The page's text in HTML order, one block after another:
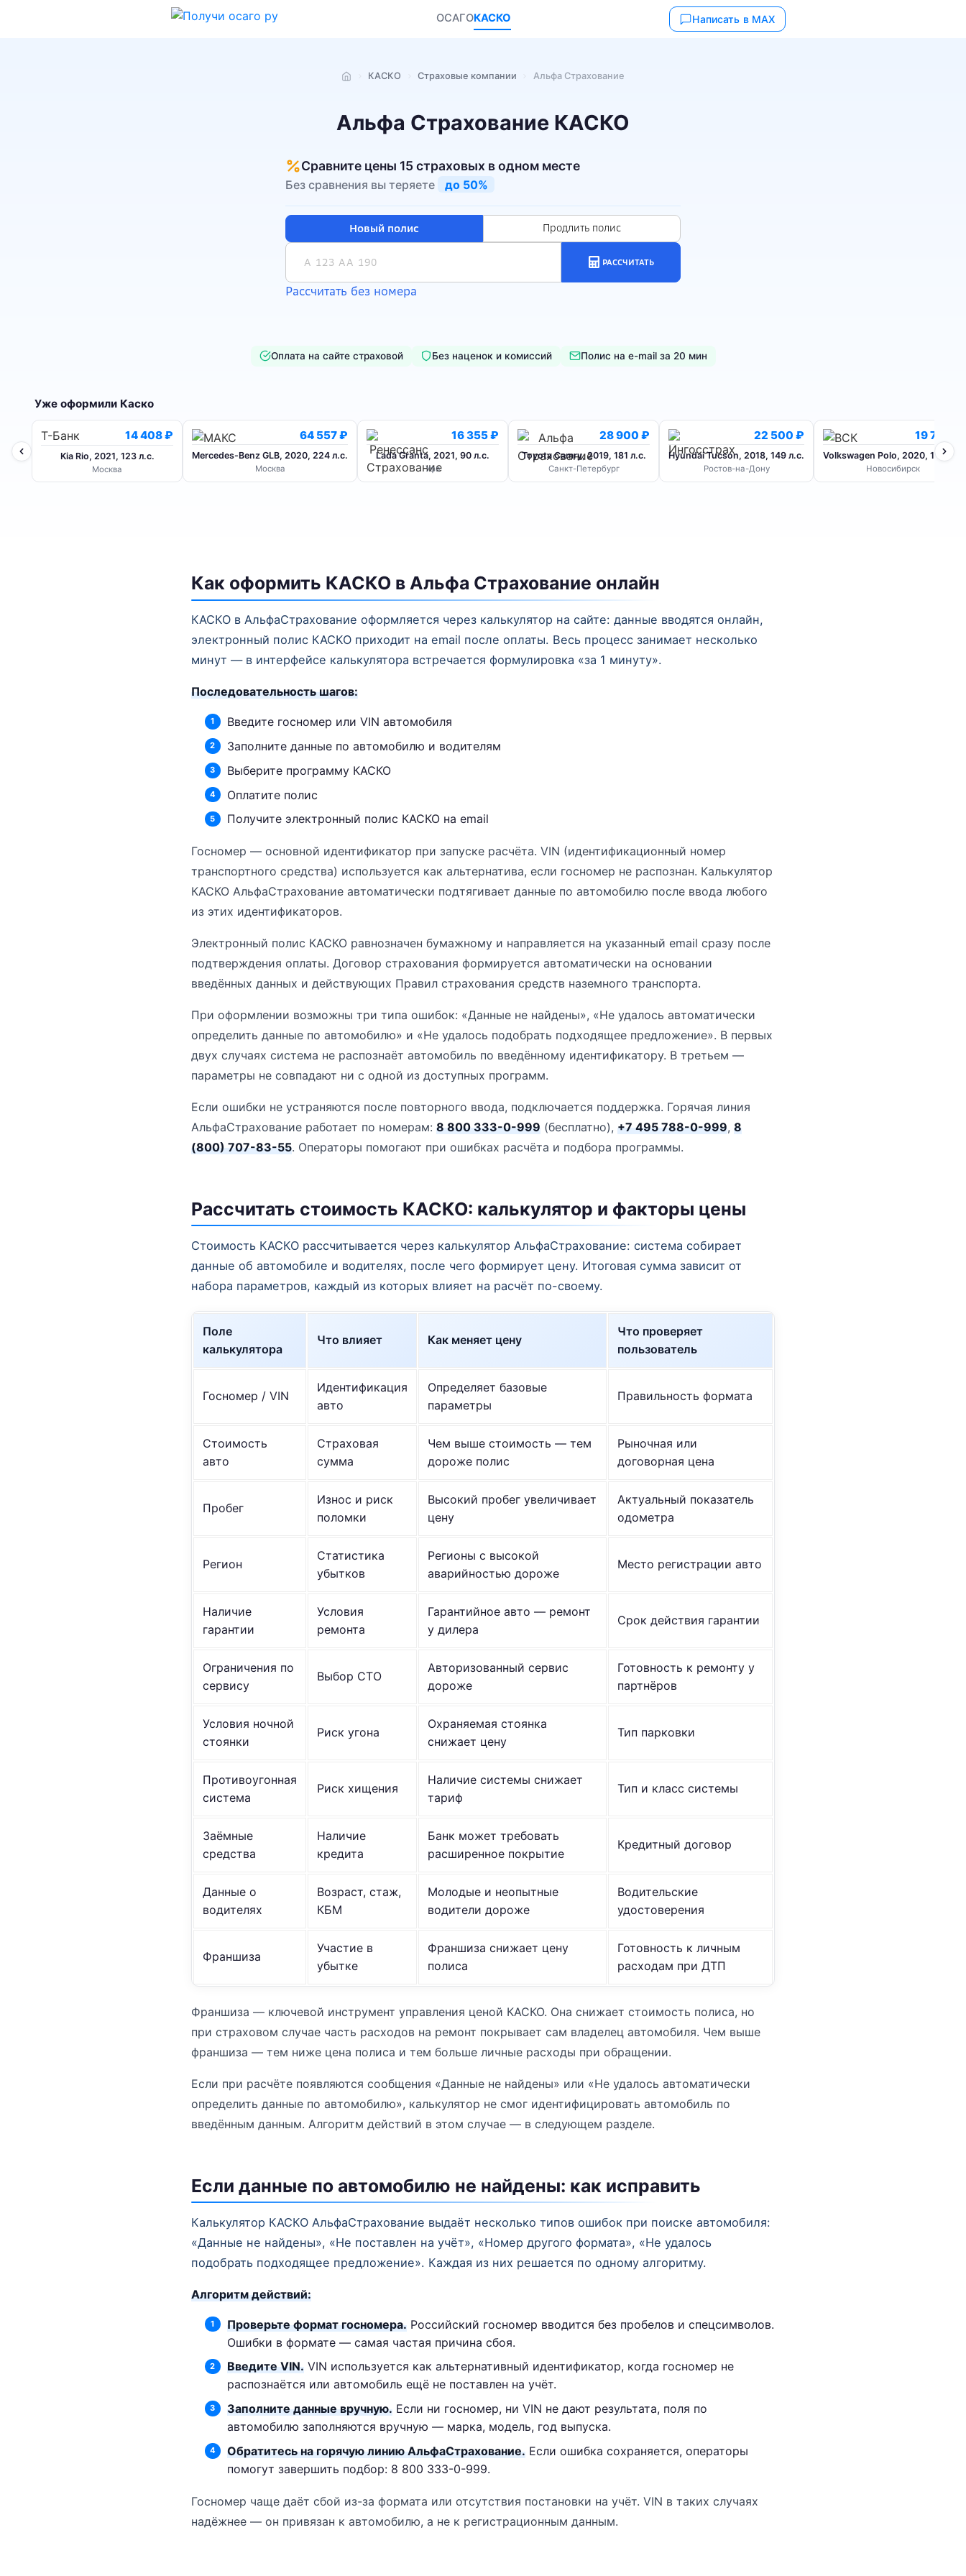
ОСАГОКАСКО Написать в MAX
Главная
КАСКО Страховые компании Альфа Страхование
Альфа Страхование КАСКО
Сравните цены 15 страховых в одном месте
Без сравнения вы теряете до 50%
Оплата на сайте страховой Без наценок и комиссий Полис на e-mail за 20 мин
Уже оформили Каско
Т-Банк 14 408 ₽
Kia Rio, 2021, 123 л.с.
Москва
64 557 ₽
Mercedes-Benz GLB, 2020, 224 л.с.
Москва
16 355 ₽
Lada Granta, 2021, 90 л.с.
Уфа
28 900 ₽
Toyota Camry, 2019, 181 л.с.
Санкт-Петербург
22 500 ₽
Hyundai Tucson, 2018, 149 л.с.
Ростов-на-Дону
19 760 ₽
Volkswagen Polo, 2020, 110 л.с.
Новосибирск
Как оформить КАСКО в Альфа Страхование онлайн
КАСКО в АльфаСтрахование оформляется через калькулятор на сайте: данные вводятся онлайн,
электронный полис КАСКО приходит на email после оплаты. Весь процесс занимает несколько
минут — в интерфейсе калькулятора встречается формулировка «за 1 минуту».
Последовательность шагов:
Введите госномер или VIN автомобиля
Заполните данные по автомобилю и водителям
Выберите программу КАСКО
Оплатите полис
Получите электронный полис КАСКО на email
Госномер — основной идентификатор при запуске расчёта. VIN (идентификационный номер
транспортного средства) используется как альтернатива, если госномер не распознан. Калькулятор
КАСКО АльфаСтрахование автоматически подтягивает данные по автомобилю после ввода любого
из этих идентификаторов.
Электронный полис КАСКО равнозначен бумажному и направляется на указанный email сразу после
подтверждения оплаты. Договор страхования формируется автоматически на основании
введённых данных и действующих Правил страхования средств наземного транспорта.
При оформлении возможны три типа ошибок: «Данные не найдены», «Не удалось автоматически
определить данные по автомобилю» и «Не удалось подобрать подходящее предложение». В первых
двух случаях система не распознаёт автомобиль по введённому идентификатору. В третьем —
параметры не совпадают ни с одной из доступных программ.
Если ошибки не устраняются после повторного ввода, подключается поддержка. Горячая линия
АльфаСтрахование работает по номерам: 8 800 333-0-999 (бесплатно), +7 495 788-0-999, 8
(800) 707-83-55. Операторы помогают при ошибках расчёта и подбора программы.
Рассчитать стоимость КАСКО: калькулятор и факторы цены
Стоимость КАСКО рассчитывается через калькулятор АльфаСтрахование: система собирает
данные об автомобиле и водителях, после чего формирует цену. Итоговая сумма зависит от
набора параметров, каждый из которых влияет на расчёт по-своему.
Поле
калькулятора
Что влияет Как меняет цену
Что проверяет
пользователь
Госномер / VIN
Идентификация
авто
Определяет базовые
параметры
Правильность формата
Стоимость
авто
Страховая
сумма
Чем выше стоимость — тем
дороже полис
Рыночная или
договорная цена
Пробег
Износ и риск
поломки
Высокий пробег увеличивает
цену
Актуальный показатель
одометра
Регион
Статистика
убытков
Регионы с высокой
аварийностью дороже
Место регистрации авто
Наличие
гарантии
Условия
ремонта
Гарантийное авто — ремонт
у дилера
Срок действия гарантии
Ограничения по
сервису
Выбор СТО
Авторизованный сервис
дороже
Готовность к ремонту у
партнёров
Условия ночной
стоянки
Риск угона
Охраняемая стоянка
снижает цену
Тип парковки
Противоугонная
система
Риск хищения
Наличие системы снижает
тариф
Тип и класс системы
Заёмные
средства
Наличие
кредита
Банк может требовать
расширенное покрытие
Кредитный договор
Данные о
водителях
Возраст, стаж,
КБМ
Молодые и неопытные
водители дороже
Водительские
удостоверения
Франшиза
Участие в
убытке
Франшиза снижает цену
полиса
Готовность к личным
расходам при ДТП
Франшиза — ключевой инструмент управления ценой КАСКО. Она снижает стоимость полиса, но
при страховом случае часть расходов на ремонт покрывает сам владелец автомобиля. Чем выше
франшиза — тем ниже цена полиса и тем больше личные расходы при обращении.
Если при расчёте появляются сообщения «Данные не найдены» или «Не удалось автоматически
определить данные по автомобилю», калькулятор не смог идентифицировать автомобиль по
введённым данным. Алгоритм действий в этом случае — в следующем разделе.
Если данные по автомобилю не найдены: как исправить
Калькулятор КАСКО АльфаСтрахование выдаёт несколько типов ошибок при поиске автомобиля:
«Данные не найдены», «Не поставлен на учёт», «Номер другого формата», «Не удалось
подобрать подходящее предложение». Каждая из них решается по одному алгоритму.
Алгоритм действий:
Проверьте формат госномера.Российский госномер вводится без пробелов и спецсимволов.
Ошибки в формате — самая частая причина сбоя.
Введите VIN.VIN используется как альтернативный идентификатор, когда госномер не
распознаётся или автомобиль ещё не поставлен на учёт.
Заполните данные вручную.Если ни госномер, ни VIN не дают результата, поля по
автомобилю заполняются вручную — марка, модель, год выпуска.
Обратитесь на горячую линию АльфаСтрахование.Если ошибка сохраняется, операторы
помогут завершить подбор: 8 800 333-0-999.
Госномер чаще даёт сбой из-за формата или отсутствия постановки на учёт. VIN в таких случаях
надёжнее — он привязан к автомобилю, а не к регистрационным данным.